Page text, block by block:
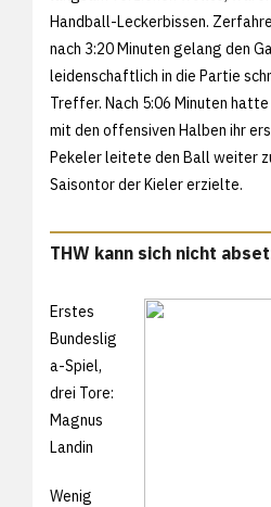
Handball-Leckerbissen.
nach 3:20 Minuten gelang den
leidenschaftlich in die Partie
Treffer. Nach 5:06 Minuten
mit den offensiven Halben ihr
Pekeler leitete den Ball weiter
Saisontor der Kieler erzielte.
THW kann sich nicht
Erstes
Bundeslig
a-Spiel,
drei Tore:
Magnus
Landin
Wenig